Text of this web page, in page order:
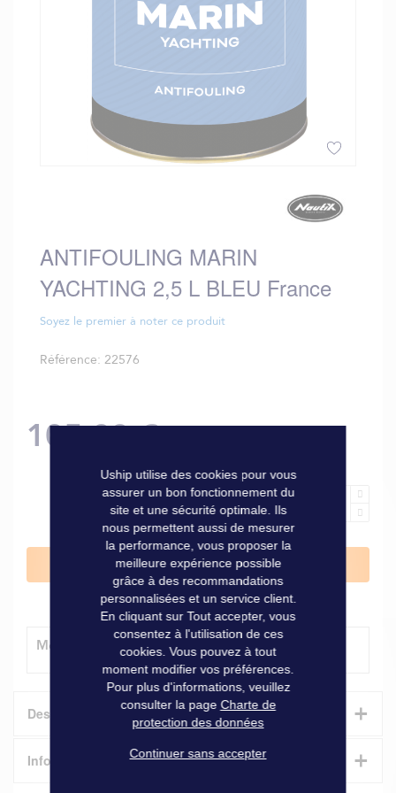
of
the
images
ANTIFOULING MARIN
YACHTING 2,5 L BLEU France
Soyez le premier à noter ce produit
Référence 22576
105,00 €
Ajouter au panier
Modes de livraison
Description +
Antifouling à matrice dure. Utilisable sur toutes les carènes
Informations techniques +
Uship utilise des cookies pour vous
assurer un bon fonctionnement du
site et une sécurité optimale. Ils
nous permettent aussi de mesurer
la performance, vous proposer la
meilleure expérience possible
grâce à des recommandations
personnalisées et un service client.
En cliquant sur Tout accepter, vous
consentez à l'utilisation de ces
cookies. Vous pouvez à tout
moment modifier vos préférences.
Pour plus d'informations, veuillez
consulter la page Charte de
protection des données
Continuer sans accepter